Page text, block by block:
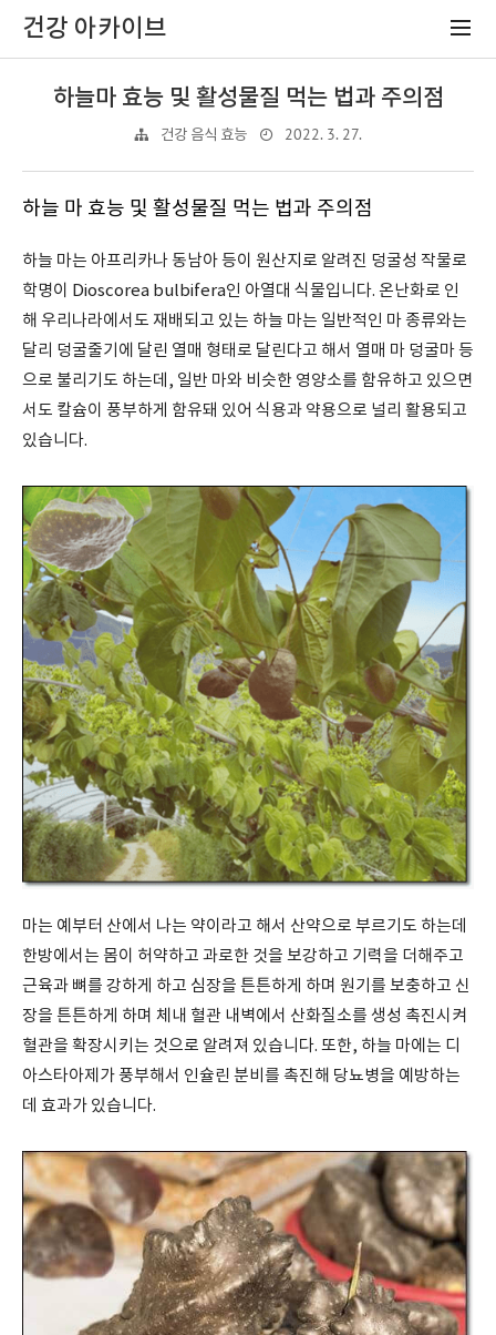
건강 아카이브
하늘마 효능 및 활성물질 먹는 법과 주의점
건강 음식 효능 2022. 3. 27.
하늘 마 효능 및 활성물질 먹는 법과 주의점
하늘 마는 아프리카나 동남아 등이 원산지로 알려진 덩굴성 작물로
학명이 Dioscorea bulbifera인 아열대 식물입니다. 온난화로 인
해 우리나라에서도 재배되고 있는 하늘 마는 일반적인 마 종류와는
달리 덩굴줄기에 달린 열매 형태로 달린다고 해서 열매 마 덩굴마 등
으로 불리기도 하는데, 일반 마와 비슷한 영양소를 함유하고 있으면
서도 칼슘이 풍부하게 함유돼 있어 식용과 약용으로 널리 활용되고
있습니다.
마는 예부터 산에서 나는 약이라고 해서 산약으로 부르기도 하는데
한방에서는 몸이 허약하고 과로한 것을 보강하고 기력을 더해주고
근육과 뼈를 강하게 하고 심장을 튼튼하게 하며 원기를 보충하고 신
장을 튼튼하게 하며 체내 혈관 내벽에서 산화질소를 생성 촉진시켜
혈관을 확장시키는 것으로 알려져 있습니다. 또한, 하늘 마에는 디
아스타아제가 풍부해서 인슐린 분비를 촉진해 당뇨병을 예방하는
데 효과가 있습니다.